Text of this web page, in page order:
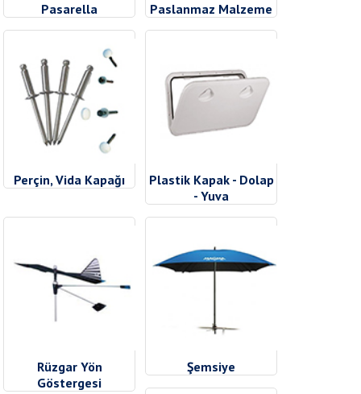
Pasarella Paslanmaz Malzeme
Perçin, Vida Kapağı
Plastik Kapak - Dolap
- Yuva
Rüzgar Yön
Göstergesi
Şemsiye